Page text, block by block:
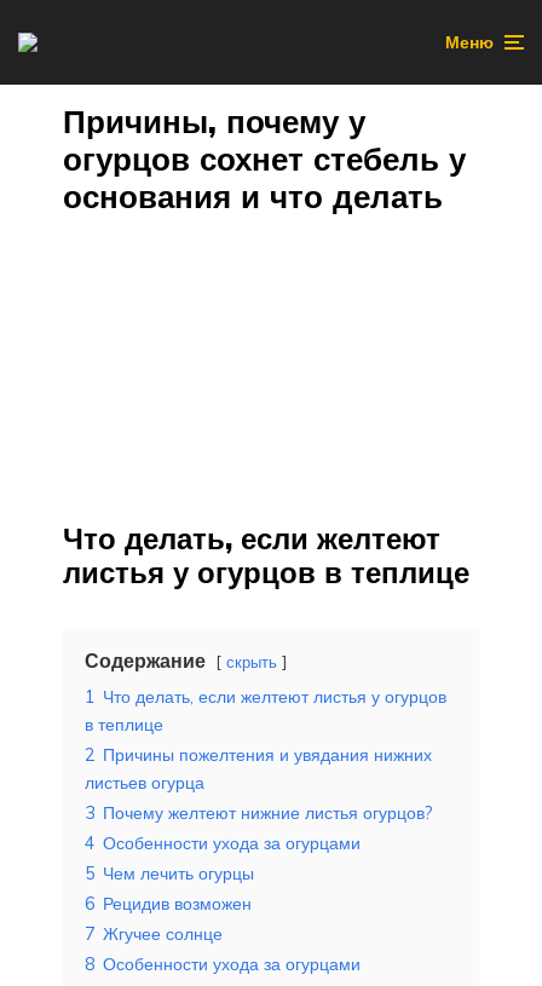
Меню
Причины, почему у
огурцов сохнет стебель у
основания и что делать
Что делать, если желтеют
листья у огурцов в теплице
Содержание скрыть
1 Что делать, если желтеют листья у огурцов
в теплице
2 Причины пожелтения и увядания нижних
листьев огурца
3 Почему желтеют нижние листья огурцов?
4 Особенности ухода за огурцами
5 Чем лечить огурцы
6 Рецидив возможен
7 Жгучее солнце
8 Особенности ухода за огурцами